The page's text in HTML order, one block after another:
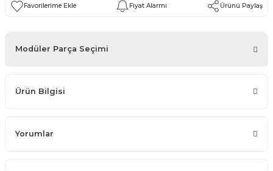
Fiyat Alarmı Ürünü Paylaş
Modüler Parça Seçimi
Ürün Bilgisi
Yorumlar